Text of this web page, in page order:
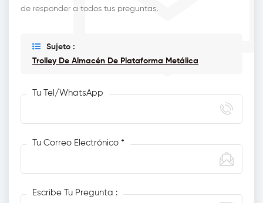
de responder a todos tus preguntas.
Sujeto :
Trolley De Almacén De Plataforma Metálica
Tu Tel/WhatsApp
Tu Correo Electrónico *
Escribe Tu Pregunta :